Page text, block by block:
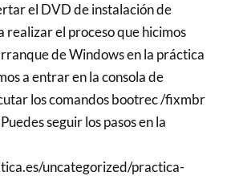
el DVD de instalación de
realizar el proceso que hicimos
de Windows en la práctica
a entrar en la consola de
los comandos bootrec /fixmbr
seguir los pasos en la
uncategorized/practica-